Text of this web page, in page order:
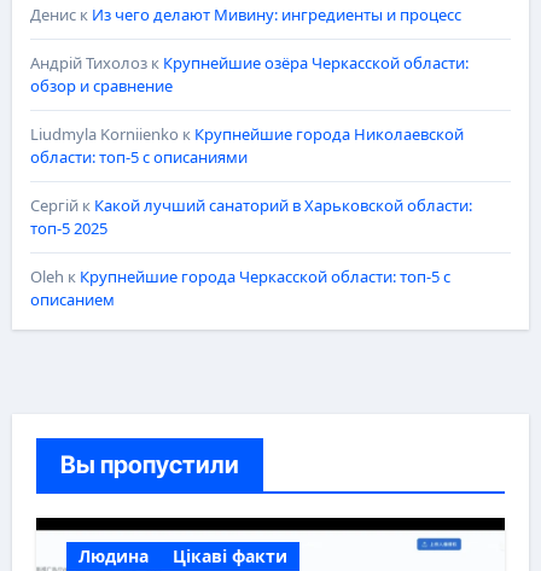
Дениск Из чего делают Мивину: ингредиенты и процесс
Андрій Тихолозк Крупнейшие озёра Черкасской области:
обзор и сравнение
Liudmyla Korniienko к Крупнейшие города Николаевской
области: топ-5 с описаниями
Сергійк Какой лучший санаторий в Харьковской области:
топ-5 2025
Oleh к Крупнейшие города Черкасской области: топ-5 с
описанием
Вы пропустили
Людина Цікаві факти